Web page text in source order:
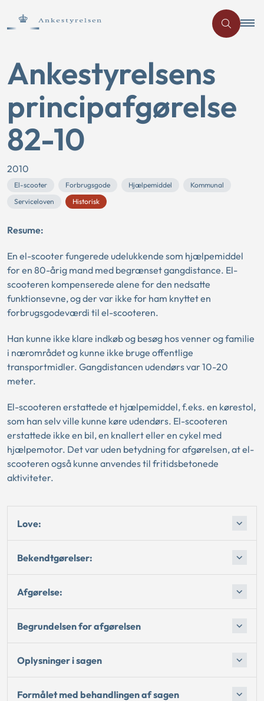
Ankestyrelsens
principafgørelse
82-10
2010
El-scooter Forbrugsgode Hjælpemiddel
Kommunal
Serviceloven
Historisk
Resume:
En el-scooter fungerede udelukkende som hjælpemiddel
for en 80-årig mand med begrænset gangdistance. El-
scooteren kompenserede alene for den nedsatte
funktionsevne, og der var ikke for ham knyttet en
forbrugsgodeværdi til el-scooteren.
Han kunne ikke klare indkøb og besøg hos venner og familie
i nærområdet og kunne ikke bruge offentlige
transportmidler. Gangdistancen udendørs var 10-20
meter.
El-scooteren erstattede et hjælpemiddel, f.eks. en kørestol,
som han selv ville kunne køre udendørs. El-scooteren
erstattede ikke en bil, en knallert eller en cykel med
hjælpemotor. Det var uden betydning for afgørelsen, at el-
scooteren også kunne anvendes til fritidsbetonede
aktiviteter.
Love:
Bekendtgørelser:
Afgørelse:
Begrundelsen for afgørelsen
Oplysninger i sagen
Formålet med behandlingen af sagen